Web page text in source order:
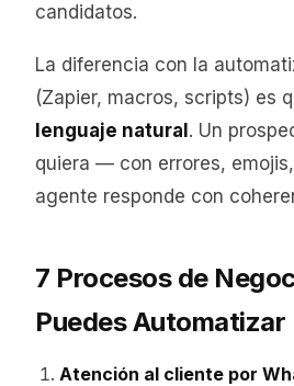
candidatos.
La diferencia con la
(Zapier, macros, scripts) es
lenguaje natural . Un
quiera — con errores,
agente responde con
7 Procesos de
Puedes Automatizar
Atención al cliente por